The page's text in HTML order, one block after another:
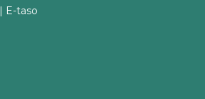
| E-taso